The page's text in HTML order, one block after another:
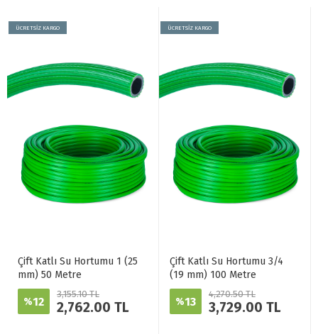
ÜCRETSİZ KARGO
Çift Katlı Su Hortumu 1 (25
mm) 50 Metre
%12
3,155.10 TL
2,762.00 TL
ÜCRETSİZ KARGO
Çift Katlı Su Hortumu 3/4
(19 mm) 100 Metre
%13
4,270.50 TL
3,729.00 TL